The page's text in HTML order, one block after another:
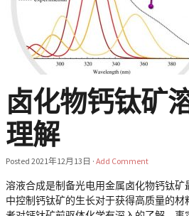
卤化物钙钛矿
理解
Posted 2021年12月13日 · Add Comment
溶液合成是制备光电用金属卤化物钙钛
中控制钙钛矿的生长对于获得高质量的